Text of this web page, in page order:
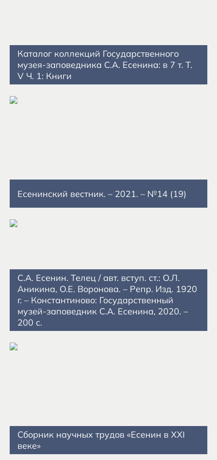
Каталог коллекций Государственного
музея-заповедника С.А. Есенина: в 7 т. Т.
V Ч. 1: Книги
Есенинский вестник. – 2021. – №14 (19)
С.А. Есенин. Телец / авт. вступ. ст.: О.Л.
Аникина, О.Е. Воронова. – Репр. Изд. 1920
г. – Константиново: Государственный
музей-заповедник С.А. Есенина, 2020. –
200 с.
Сборник научных трудов «Есенин в XXI
веке»